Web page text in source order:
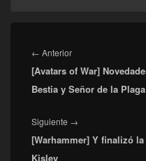
de
entradas
← AnteriorEntrada
anterior:
[Avatars of War]
Bestia y Señor de la Plaga
Siguiente →
siguiente:
[Warhammer] Y finalizó
Kislev